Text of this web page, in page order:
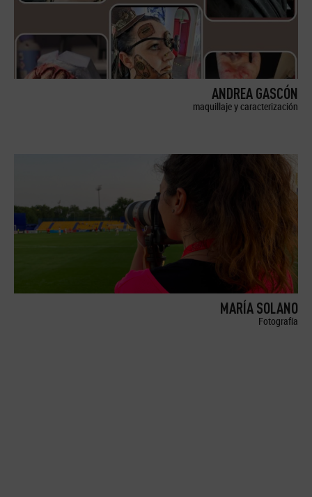
ANDREA GASCÓN
maquillaje y caracterización
MARÍA SOLANO
Fotografía